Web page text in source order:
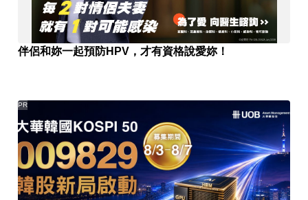
伴侶和妳一起預防HPV，才有資格說愛妳！
PR